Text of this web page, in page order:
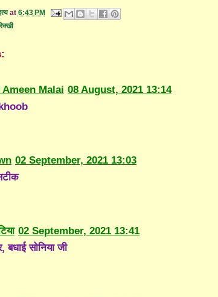
at 6:43 PM
Ameen Malai 08 August, 2021 13:14
02 September, 2021 13:03
02 September, 2021 13:41
बधाई सोनिया जी